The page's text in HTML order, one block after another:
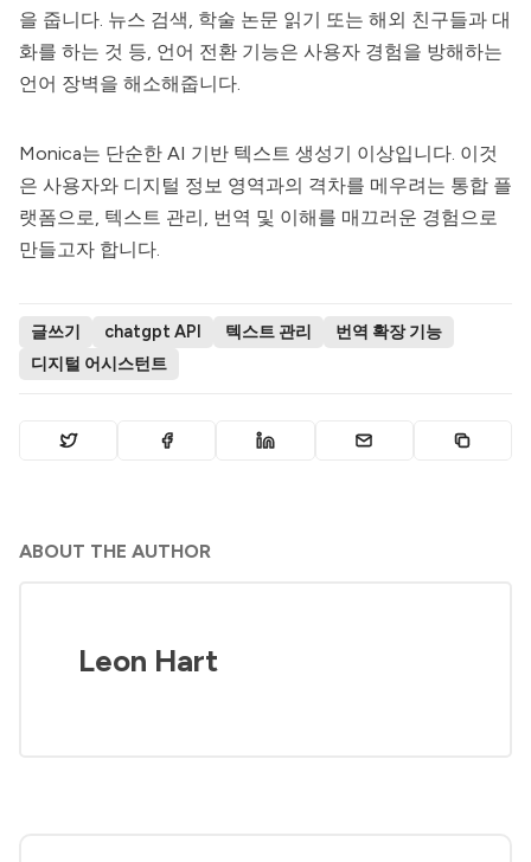
을 줍니다. 뉴스 검색, 학술 논문 읽기 또는 해외 친구들과 대
화를 하는 것 등, 언어 전환 기능은 사용자 경험을 방해하는
언어 장벽을 해소해줍니다.
Monica는 단순한 AI 기반 텍스트 생성기 이상입니다. 이것
은 사용자와 디지털 정보 영역과의 격차를 메우려는 통합 플
랫폼으로, 텍스트 관리, 번역 및 이해를 매끄러운 경험으로
만들고자 합니다.
글쓰기 chatgpt API 텍스트 관리
번역 확장 기능
디지털 어시스턴트
ABOUT THE AUTHOR
Leon Hart